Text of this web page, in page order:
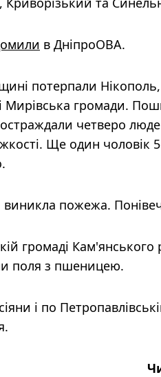
в ДніпроОВА.
потерпали
Мирівська громади.
четверо
Ще один чоловік
виникла пожежа.
громаді Кам'янського
поля з пшеницею.
і по